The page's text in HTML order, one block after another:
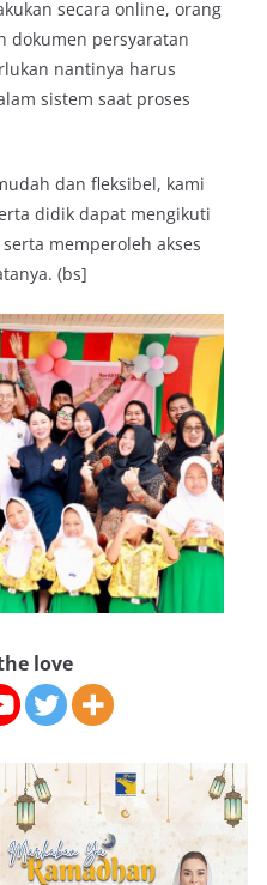
secara online, orang
dokumen persyaratan
nantinya harus
sistem saat proses
dan fleksibel, kami
didik dapat mengikuti
memperoleh akses
(bs]
love